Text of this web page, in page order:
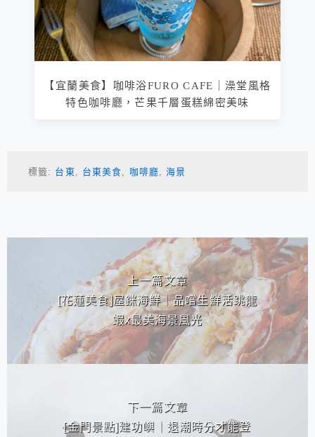
【宜蘭美食】咖啡浴FURO CAFE｜澡堂風格
特色咖啡廳，芒果千層蛋糕綿密美味
標籤: 台東 台東美食 咖啡廳 ,海景
上一篇文章
[花蓮美食]屋銤海鮮｜品嚐生鮮活跳龍
蝦x最美海景風光
下一篇文章
[金門景點]建功嶼｜退潮時分才能登